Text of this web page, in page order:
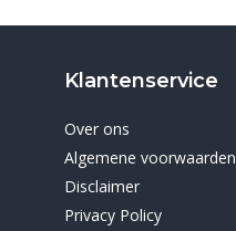
Klantenservice
Over ons
Algemene voorwaarden
Disclaimer
Privacy Policy